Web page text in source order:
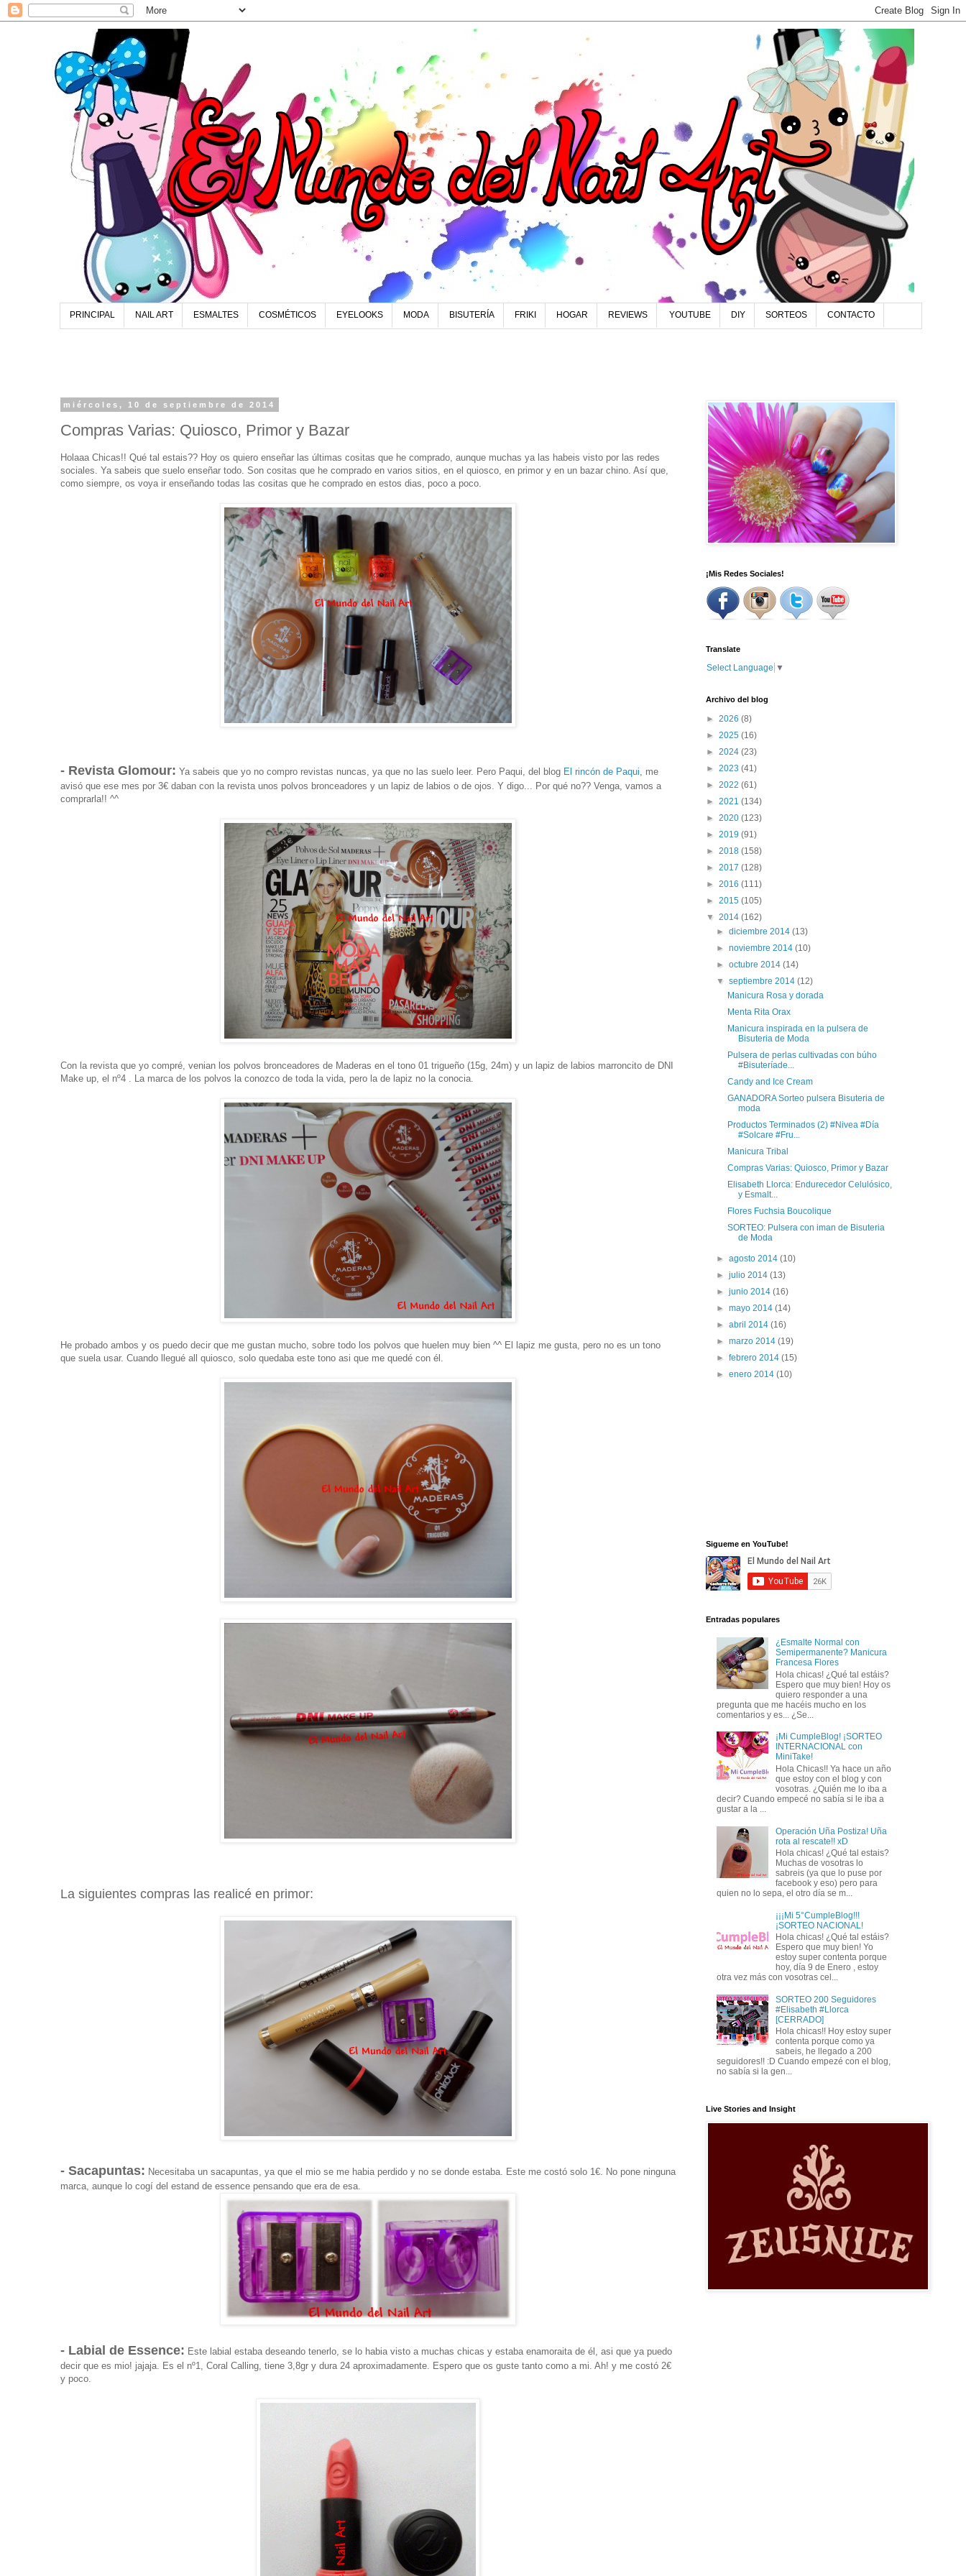
PRINCIPAL NAIL ART ESMALTES COSMÉTICOS EYELOOKS MODA BISUTERÍA FRIKI HOGAR REVIEWS YOUTUBE DIY SORTEOS CONTACTO
miércoles, 10 de septiembre de 2014
Compras Varias: Quiosco, Primor y Bazar
Holaaa Chicas!! Qué tal estais?? Hoy os quiero enseñar las últimas cositas que he comprado, aunque muchas ya las habeis visto por las redes
sociales. Ya sabeis que suelo enseñar todo. Son cositas que he comprado en varios sitios, en el quiosco, en primor y en un bazar chino. Así que,
como siempre, os voya ir enseñando todas las cositas que he comprado en estos dias, poco a poco.
- Revista Glomour: Ya sabeis que yo no compro revistas nuncas, ya que no las suelo leer. Pero Paqui, del blog El rincón de Paqui , me
avisó que ese mes por 3€ daban con la revista unos polvos bronceadores y un lapiz de labios o de ojos. Y digo... Por qué no?? Venga, vamos a
comprarla!! ^^
Con la revista que yo compré, venian los polvos bronceadores de Maderas en el tono 01 trigueño (15g, 24m) y un lapiz de labios marroncito de DNI
Make up, el nº4 . La marca de los polvos la conozco de toda la vida, pero la de lapiz no la conocia.
He probado ambos y os puedo decir que me gustan mucho, sobre todo los polvos que huelen muy bien ^^ El lapiz me gusta, pero no es un tono
que suela usar. Cuando llegué all quiosco, solo quedaba este tono asi que me quedé con él.
La siguientes compras las realicé en primor:
- Sacapuntas: Necesitaba un sacapuntas, ya que el mio se me habia perdido y no se donde estaba. Este me costó solo 1€. No pone ninguna
marca, aunque lo cogí del estand de essence pensando que era de esa.
- Labial de Essence: Este labial estaba deseando tenerlo, se lo habia visto a muchas chicas y estaba enamoraita de él, asi que ya puedo
decir que es mio! jajaja. Es el nº1, Coral Calling, tiene 3,8gr y dura 24 aproximadamente. Espero que os guste tanto como a mi. Ah! y me costó 2€
y poco.
¡Mis Redes Sociales!
Translate
Select Language ▼
Archivo del blog
► 2026 (8)
► 2025 (16)
► 2024 (23)
► 2023 (41)
► 2022 (61)
► 2021 (134)
► 2020 (123)
► 2019 (91)
► 2018 (158)
► 2017 (128)
► 2016 (111)
► 2015 (105)
▼ 2014 (162)
►diciembre 2014(13)
►noviembre 2014(10)
►octubre 2014(14)
▼septiembre 2014(12)
Manicura Rosa y dorada
Menta Rita Orax
Manicura inspirada en la pulsera de
Bisuteria de Moda
Pulsera de perlas cultivadas con búho
#Bisuteríade...
Candy and Ice Cream
GANADORA Sorteo pulsera Bisuteria de
moda
Productos Terminados (2) #Nivea #Día
#Solcare #Fru...
Manicura Tribal
Compras Varias: Quiosco, Primor y Bazar
Elisabeth Llorca: Endurecedor Celulósico,
y Esmalt...
Flores Fuchsia Boucolique
SORTEO: Pulsera con iman de Bisuteria
de Moda
►agosto 2014(10)
►julio 2014(13)
►junio 2014(16)
►mayo 2014(14)
►abril 2014(16)
►marzo 2014(19)
►febrero 2014(15)
►enero 2014(10)
Sigueme en YouTube!
Entradas populares
¿Esmalte Normal con
Semipermanente? Manicura
Francesa Flores
Hola chicas! ¿Qué tal estáis?
Espero que muy bien! Hoy os
quiero responder a una
pregunta que me hacéis mucho en los
comentarios y es... ¿Se...
¡Mi CumpleBlog! ¡SORTEO
INTERNACIONAL con
MiniTake!
Hola Chicas!! Ya hace un año
que estoy con el blog y con
vosotras. ¿Quién me lo iba a
decir? Cuando empecé no sabía si le iba a
gustar a la ...
Operación Uña Postiza! Uña
rota al rescate!! xD
Hola chicas! ¿Qué tal estais?
Muchas de vosotras lo
sabreis (ya que lo puse por
facebook y eso) pero para
quien no lo sepa, el otro día se m...
¡¡¡Mi 5°CumpleBlog!!!
¡SORTEO NACIONAL!
Hola chicas! ¿Qué tal estáis?
Espero que muy bien! Yo
estoy super contenta porque
hoy, día 9 de Enero , estoy
otra vez más con vosotras cel...
SORTEO 200 Seguidores
#Elisabeth #Llorca
[CERRADO]
Hola chicas!! Hoy estoy super
contenta porque como ya
sabeis, he llegado a 200
seguidores!! :D Cuando empezé con el blog,
no sabía si la gen...
Live Stories and Insight